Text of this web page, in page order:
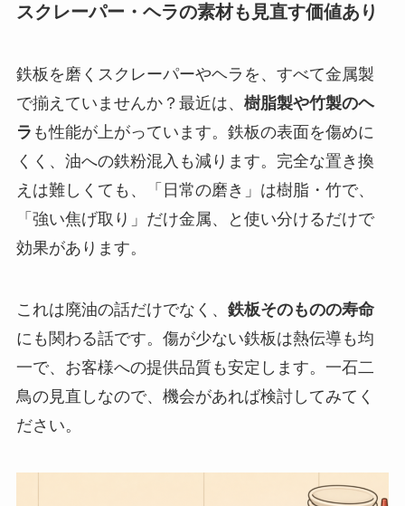
スクレーパー・ヘラの素材も見直す価値あり
鉄板を磨くスクレーパーやヘラを、すべて金属製
で揃えていませんか？最近は、 樹脂製や竹製のヘ
ラ も性能が上がっています。鉄板の表面を傷めに
くく、油への鉄粉混入も減ります。完全な置き換
えは難しくても、「日常の磨き」は樹脂・竹で、
「強い焦げ取り」だけ金属、と使い分けるだけで
効果があります。
これは廃油の話だけでなく、 鉄板そのものの寿命
にも関わる話です。傷が少ない鉄板は熱伝導も均
一で、お客様への提供品質も安定します。一石二
鳥の見直しなので、機会があれば検討してみてく
ださい。